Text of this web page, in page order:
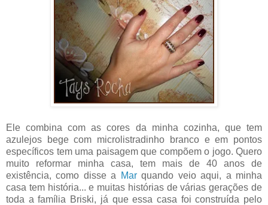
Ele combina com as cores da minha cozinha, que tem
azulejos bege com microlistradinho branco e em pontos
específicos tem uma paisagem que compõem o jogo. Quero
muito reformar minha casa, tem mais de 40 anos de
existência, como disse a
Marquando veio aqui, a minha
casa tem história... e muitas histórias de várias gerações de
toda a família Briski, já que essa casa foi construída pelo